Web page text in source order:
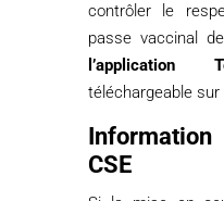
contrôler le
passe vaccinal
l’application
téléchargeable
CSE